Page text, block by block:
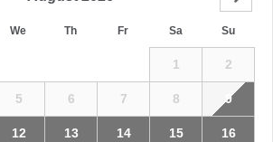
We Th Fr Sa Su
1 2
5 6 7 8 9
12 13 14 15 16